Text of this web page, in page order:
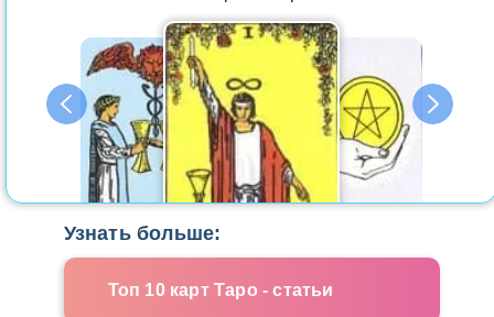
Узнать больше:
Топ 10 карт Таро - статьи